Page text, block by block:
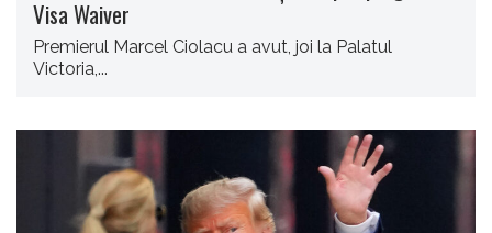
Visa Waiver
Premierul Marcel Ciolacu a avut, joi la Palatul
Victoria,...